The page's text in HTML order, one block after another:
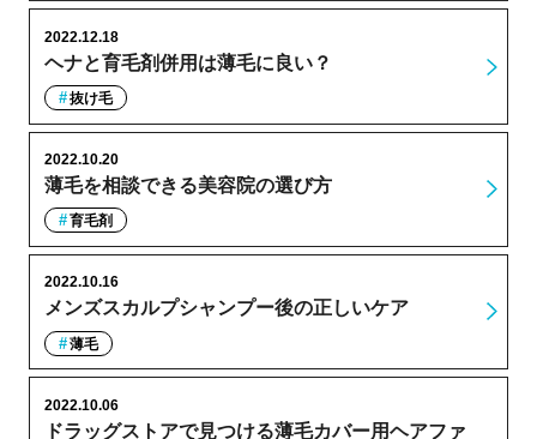
ヘナと育毛剤併用は薄毛に良い？
2022.12.18
抜け毛
薄毛を相談できる美容院の選び方
2022.10.20
育毛剤
メンズスカルプシャンプー後の正しいケア
2022.10.16
薄毛
ドラッグストアで見つける薄毛カバー用ヘアファ
2022.10.06